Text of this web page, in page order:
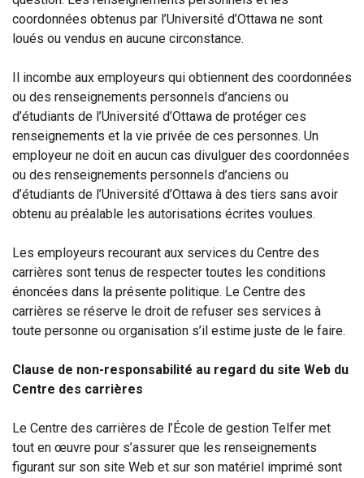
coordonnées obtenus par l’Université d’Ottawa ne sont
loués ou vendus en aucune circonstance.
Il incombe aux employeurs qui obtiennent des coordonnées
ou des renseignements personnels d’anciens ou
d’étudiants de l’Université d’Ottawa de protéger ces
renseignements et la vie privée de ces personnes. Un
employeur ne doit en aucun cas divulguer des coordonnées
ou des renseignements personnels d’anciens ou
d’étudiants de l’Université d’Ottawa à des tiers sans avoir
obtenu au préalable les autorisations écrites voulues.
Les employeurs recourant aux services du Centre des
carrières sont tenus de respecter toutes les conditions
énoncées dans la présente politique. Le Centre des
carrières se réserve le droit de refuser ses services à
toute personne ou organisation s’il estime juste de le faire.
Clause de non-responsabilité au regard du site Web du
Centre des carrières
Le Centre des carrières de l’École de gestion Telfer met
tout en œuvre pour s’assurer que les renseignements
figurant sur son site Web et sur son matériel imprimé sont